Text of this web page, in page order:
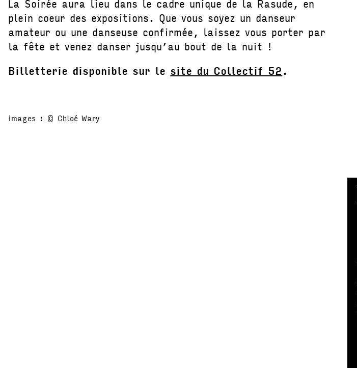
La Soirée aura lieu dans le cadre unique de la Rasude, en
plein coeur des expositions. Que vous soyez un danseur
amateur ou une danseuse confirmée, laissez vous porter par
la fête et venez danser jusqu’au bout de la nuit !
Billetterie disponible sur le site du Collectif 52.
images : © Chloé Wary